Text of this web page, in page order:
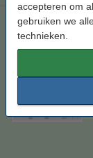
accepteren om
gebruiken we
technieken.
Epson
huismerk)